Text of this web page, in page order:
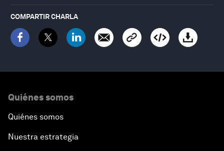
COMPARTIR CHARLA
Quiénes somos
Quiénes somos
Nuestra estrategia